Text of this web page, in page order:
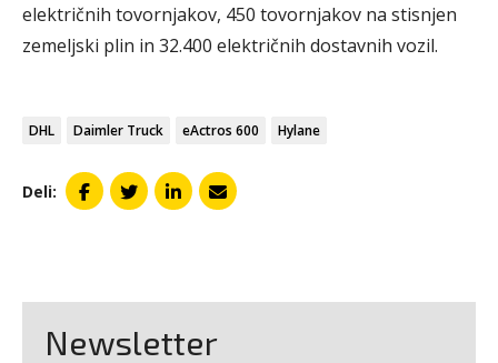
električnih tovornjakov, 450 tovornjakov na stisnjen
zemeljski plin in 32.400 električnih dostavnih vozil.
DHL Daimler Truck eActros 600 Hylane
Deli:
Newsletter